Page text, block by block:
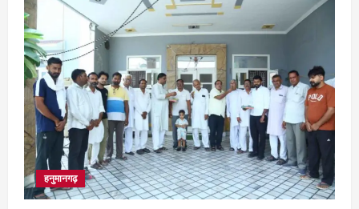
हनुमानगढ़